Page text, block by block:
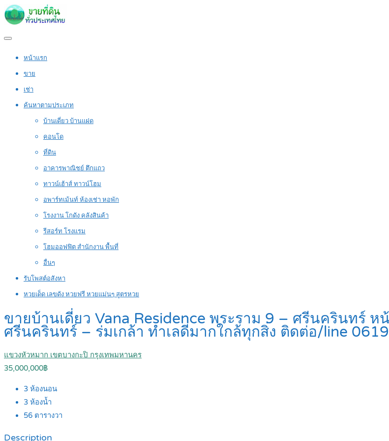
หน้าแรก
ขาย
เช่า
ค้นหาตามประเภท
บ้านเดี่ยว บ้านแฝด
คอนโด
ที่ดิน
อาคารพาณิชย์ ตึกแถว
ทาวน์เฮ้าส์ ทาวน์โฮม
อพาร์ทเม้นท์ ห้องเช่า หอพัก
โรงงาน โกดัง คลังสินค้า
รีสอร์ท โรงแรม
โฮมออฟฟิต สำนักงาน พื้นที่
อื่นๆ
รับโพสต์อสังหา
หวยเด็ด เลขดัง หวยฟรี หวยแม่นๆ สูตรหวย
ขายบ้านเดี่ยว Vana Residence พระราม 9 – ศรีนครินทร์
ศรีนครินทร์ – ร่มเกล้า ทำเลดีมากใกล้ทุกสิ่ง ติดต่อ/line
แขวงหัวหมาก เขตบางกะปิ กรุงเทพมหานคร
35,000,000฿
3 ห้องนอน
3 ห้องน้ำ
56 ตารางวา
Description